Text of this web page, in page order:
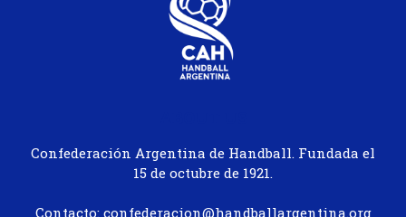
Confederación Argentina de Handball. Fundada el
15 de octubre de 1921.
Contacto: confederacion@handballargentina.org